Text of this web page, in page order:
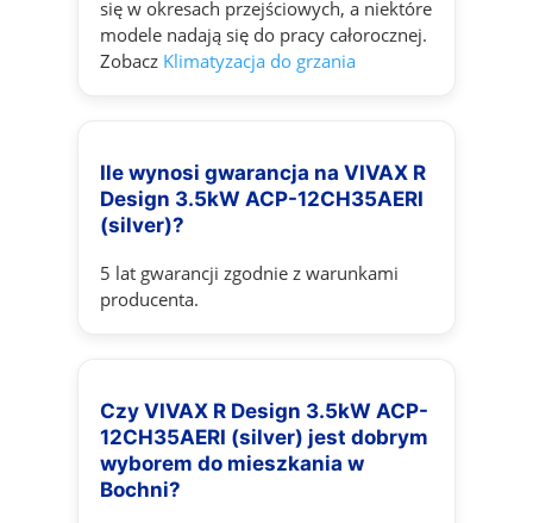
się w okresach przejściowych, a niektóre
modele nadają się do pracy całorocznej.
Zobacz Klimatyzacja do grzania
Ile wynosi gwarancja na VIVAX R
Design 3.5kW ACP-12CH35AERI
(silver)?
5 lat gwarancji zgodnie z warunkami
producenta.
Czy VIVAX R Design 3.5kW ACP-
12CH35AERI (silver) jest dobrym
wyborem do mieszkania w
Bochni?